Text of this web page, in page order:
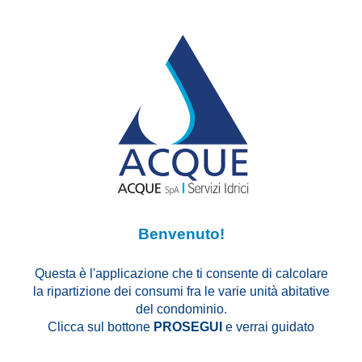
Benvenuto!
Questa è l'applicazione che ti consente di calcolare
la ripartizione dei consumi fra le varie unità abitative
del condominio.
Clicca sul bottone PROSEGUI e verrai guidato